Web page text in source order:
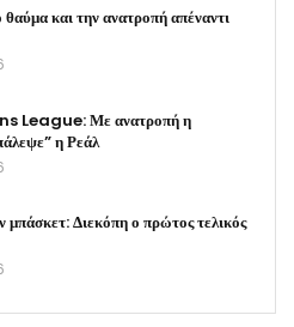
και την ανατροπή απέναντι
League: Με ανατροπή η
η Ρεάλ
μπάσκετ: Διεκόπη ο πρώτος τελικός